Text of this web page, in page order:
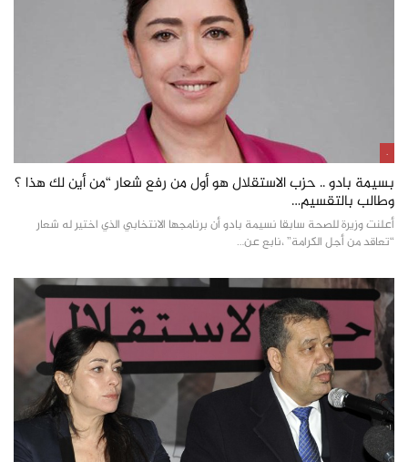
.
بسيمة بادو .. حزب الاستقلال هو أول من رفع شعار “من أين لك هذا ؟
وطالب بالتقسيم…
أعلنت وزيرة للصحة سابقا نسيمة بادو أن برنامجها الانتخابي الذي اختير له شعار
“تعاقد من أجل الكرامة” ،نابع عن…